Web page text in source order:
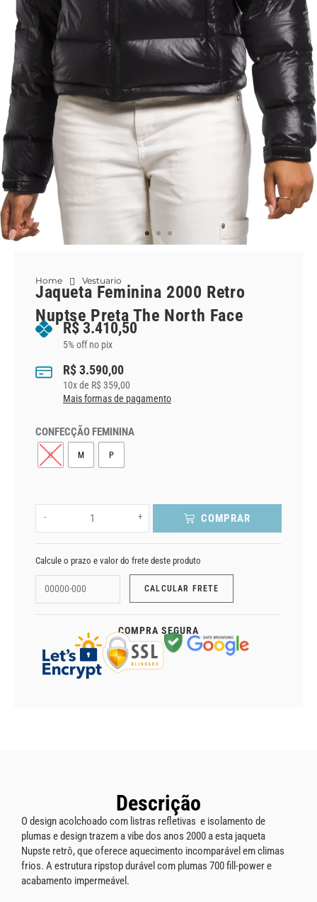
Home Vestuario
Jaqueta Feminina 2000 Retro
Nuptse Preta The North Face
R$ 3.410,50
5% off no pix
R$3.590,00
10x de R$ 359,00
Mais formas de pagamento
CONFECÇÃO FEMININA
G M P
- + COMPRAR
Calcule o prazo e valor do frete deste produto
COMPRA SEGURA
Descrição
O design acolchoado com listras refletivas e isolamento de
plumas e design trazem a vibe dos anos 2000 a esta jaqueta
Nupste retrô, que oferece aquecimento incomparável em climas
frios. A estrutura ripstop durável com plumas 700 fill-power e
acabamento impermeável.